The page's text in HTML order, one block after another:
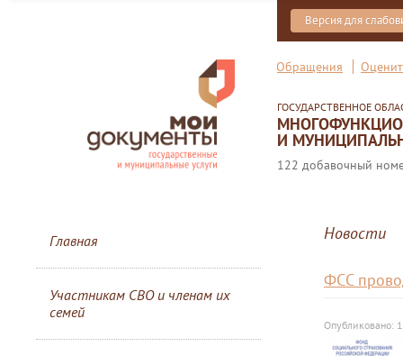
Версия для
Обращения
ГОСУДАРСТВЕННОЕ
И
122 добавочный
Главная
Участникам СВО и членам их
семей
Новости
ФСС
Опубликовано: